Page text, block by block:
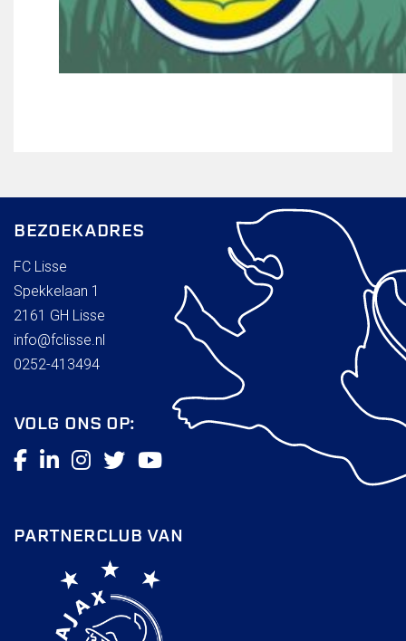
BEZOEKADRES
FC Lisse
Spekkelaan 1
2161 GH Lisse
info@fclisse.nl
0252-413494
VOLG ONS OP:
PARTNERCLUB VAN